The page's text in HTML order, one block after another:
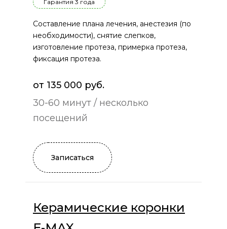
Гарантия 3 года
Составление плана лечения, анестезия (по
необходимости), снятие слепков,
изготовление протеза, примерка протеза,
фиксация протеза.
от 135 000 руб.
30-60 минут / несколько
посещений
Записаться
Керамические коронки